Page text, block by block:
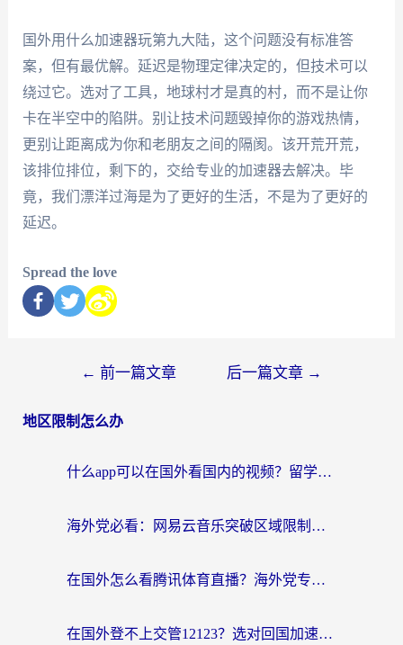
国外用什么加速器玩第九大陆，这个问题没有标准答
案，但有最优解。延迟是物理定律决定的，但技术可以
绕过它。选对了工具，地球村才是真的村，而不是让你
卡在半空中的陷阱。别让技术问题毁掉你的游戏热情，
更别让距离成为你和老朋友之间的隔阂。该开荒开荒，
该排位排位，剩下的，交给专业的加速器去解决。毕
竟，我们漂洋过海是为了更好的生活，不是为了更好的
延迟。
Spread the love
← 前一篇文章 后一篇文章 →
地区限制怎么办
什么app可以在国外看国内的视频？留学生亲测好用的回国加速器指南
海外党必看：网易云音乐突破区域限制，轻松听国内歌、刷喜马拉雅的正确姿势
在国外怎么看腾讯体育直播？海外党专属体育赛事观看指南（附避坑技巧）
在国外登不上交管12123？选对回国加速器，轻松解决海外访问国内资源难题